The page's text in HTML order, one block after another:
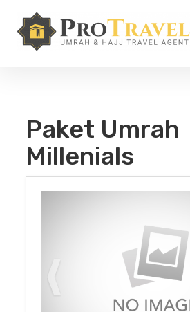
Paket Umrah
Millenials